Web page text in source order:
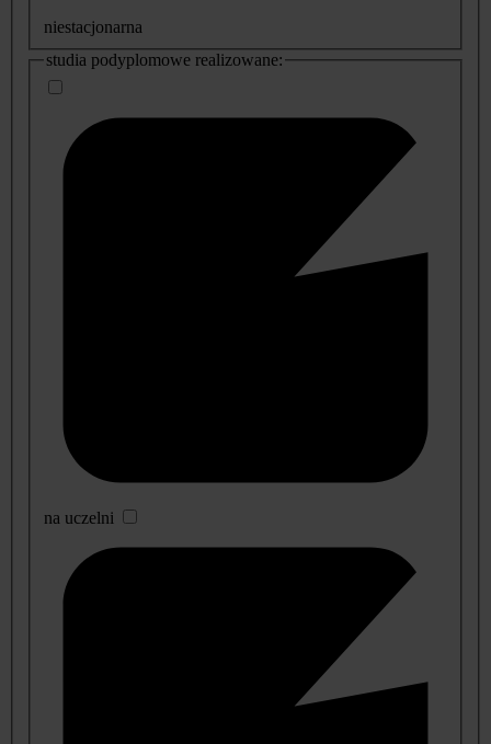
niestacjonarna
studia podyplomowe realizowane:
na uczelni